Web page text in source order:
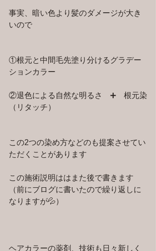
事実、暗い色より髪のダメージが大き
いので
①根元と中間毛先塗り分けるグラデー
ションカラー
②退色による自然な明るさ　➕　根元染
（リタッチ）
この2つの染め方などのも提案させてい
ただくことがあります
この施術説明ははまた後で書きます
（前にブログに書いたので繰り返しに
なりますが💦）
ヘアカラーの薬剤、技術も日々新しく